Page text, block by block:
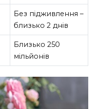
Без підживлення –
близько 2 днів
Близько 250
мільйонів